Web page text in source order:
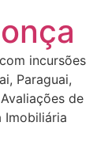
incursões
Paraguai,
de
Imobiliária